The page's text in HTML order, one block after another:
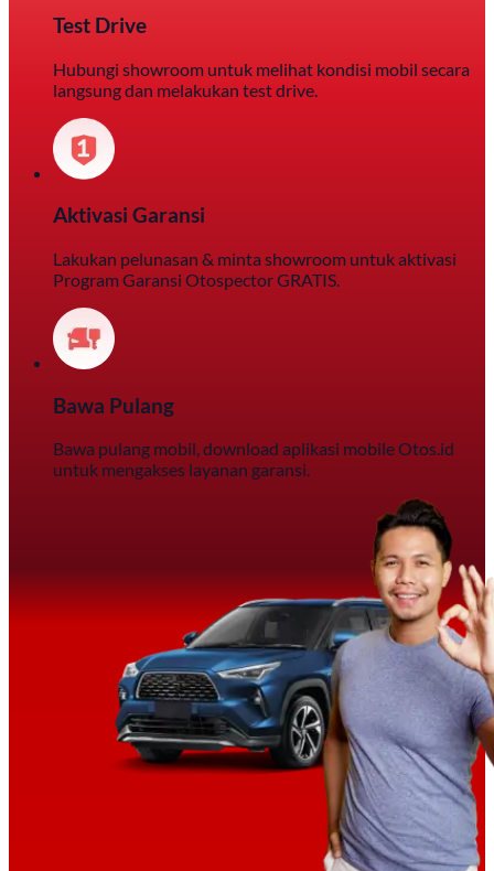
Test Drive
Hubungi showroom untuk melihat kondisi mobil secara
langsung dan melakukan test drive.
Aktivasi Garansi
Lakukan pelunasan & minta showroom untuk aktivasi
Program Garansi Otospector GRATIS.
Bawa Pulang
Bawa pulang mobil, download aplikasi mobile Otos.id
untuk mengakses layanan garansi.